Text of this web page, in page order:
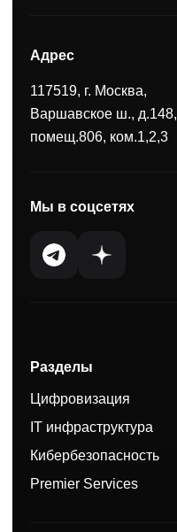
Адрес
117519, г. Москва,
Варшавское ш., д.148,
помещ.806, ком.1,2,3
Мы в соцсетях
Разделы
Цифровизация
IT инфраструктура
Кибербезопасность
Premier Services